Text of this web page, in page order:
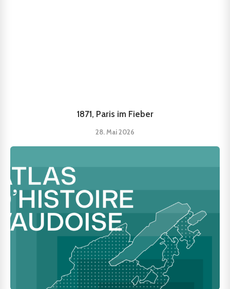
1871, Paris im Fieber
28. Mai 2026